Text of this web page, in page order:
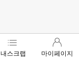
내스크랩 마이페이지